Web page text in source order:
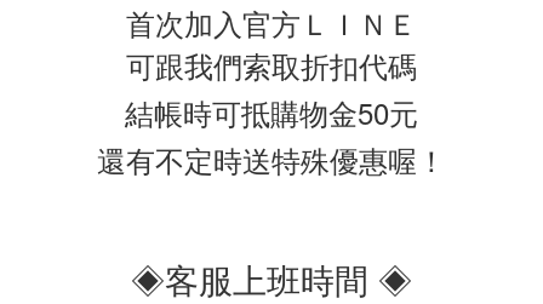
首次加入官方ＬＩＮＥ
可跟我們索取折扣代碼
結帳時可抵購物金50元
還有不定時送特殊優惠喔！
◈客服上班時間 ◈